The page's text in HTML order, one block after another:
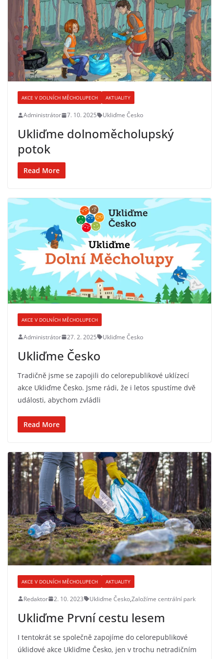
AKCE V DOLNÍCH MĚCHOLUPECH AKTUALITY
Administrátor 7. 10. 2025 Ukliďme Česko
Ukliďme dolnoměcholupský
potok
Read More
AKCE V DOLNÍCH MĚCHOLUPECH
Administrátor 27. 2. 2025 Ukliďme Česko
Ukliďme Česko
Tradičně jsme se zapojili do celorepublikové uklízecí
akce Ukliďme Česko. Jsme rádi, že i letos spustíme dvě
události, abychom zvládli
Read More
AKCE V DOLNÍCH MĚCHOLUPECH AKTUALITY
Redaktor 2. 10. 2023 Ukliďme Česko,Založíme centrální park
Ukliďme První cestu lesem
I tentokrát se společně zapojíme do celorepublikové
úklidové akce Ukliďme Česko, jen v trochu netradičním